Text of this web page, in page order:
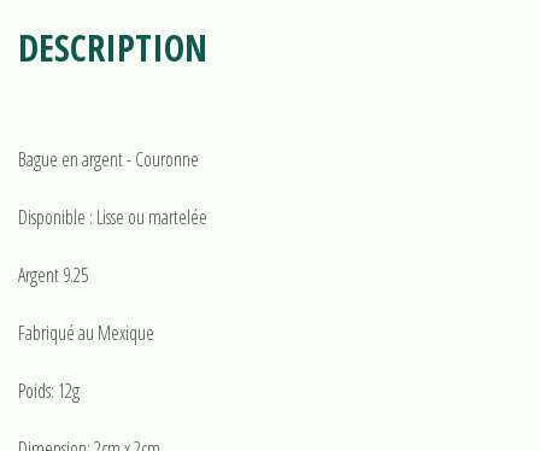
DESCRIPTION
Bague en argent - Couronne
Disponible : Lisse ou martelée
Argent 9.25
Fabriqué au Mexique
Poids: 12g